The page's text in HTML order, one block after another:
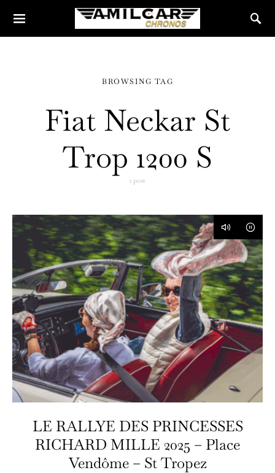
BROWSING TAG
Fiat Neckar St
Trop 1200 S
1 post
LE RALLYE DES PRINCESSES
RICHARD MILLE 2025 – Place
Vendôme – St Tropez